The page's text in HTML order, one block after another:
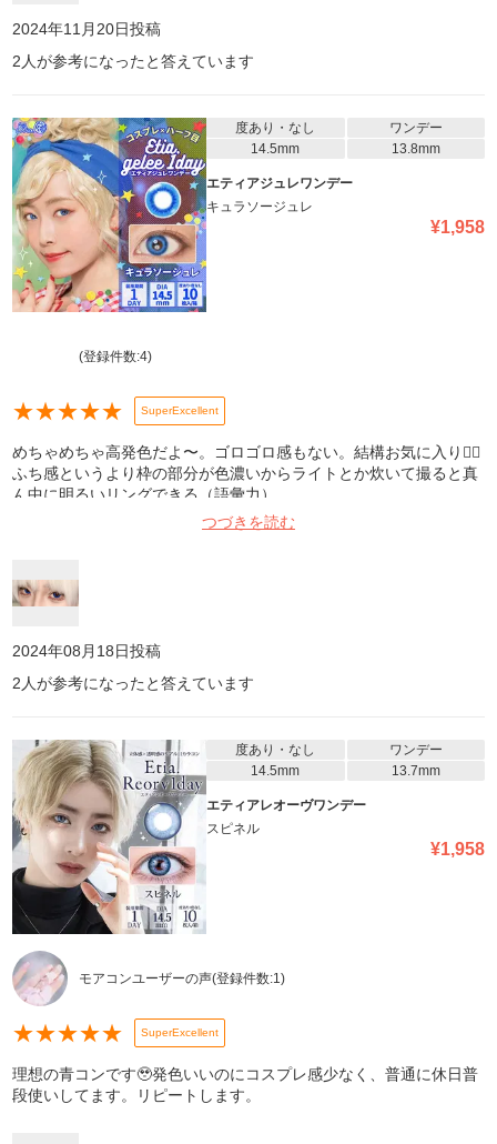
2024年11月20日投稿
2 人が参考になったと答えています
度あり・なし
ワンデー
14.5mm
13.8mm
エティアジュレワンデー
キュラソージュレ
¥1,958
(登録件数:4)
★★★★★ SuperExcellent
めちゃめちゃ高発色だよ〜。ゴロゴロ感もない。結構お気に入り✋🏻
ふち感というより枠の部分が色濃いからライトとか炊いて撮ると真
ん中に明るいリングできる（語彙力）
つづきを読む
2024年08月18日投稿
2 人が参考になったと答えています
度あり・なし
ワンデー
14.5mm
13.7mm
エティアレオーヴワンデー
スピネル
¥1,958
モアコンユーザーの声(登録件数:1)
★★★★★ SuperExcellent
理想の青コンです🥹発色いいのにコスプレ感少なく、普通に休日普
段使いしてます。リピートします。